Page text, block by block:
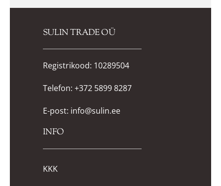
SULIN TRADE OÜ
Registrikood: 10289504
Telefon: +372 5899 8287
E-post: info@sulin.ee
INFO
KKK